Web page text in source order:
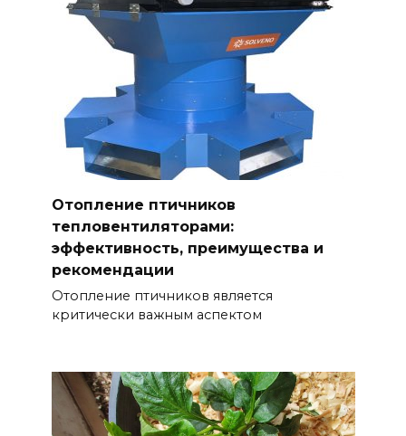
Отопление птичников
тепловентиляторами:
эффективность, преимущества и
рекомендации
Отопление птичников является
критически важным аспектом